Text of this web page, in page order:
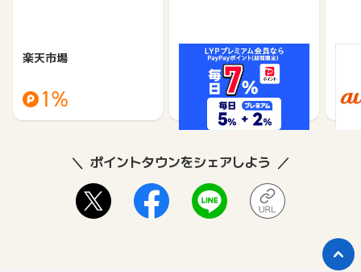
楽天市場
1%
Yahoo!ショッピング
1%
ポイントタウンをシェアしよう